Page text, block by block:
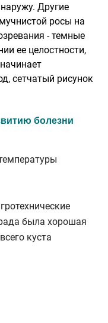
Другие
росы на
- темные
ее целостности,
сетчатый рисунок
болезни
была хорошая
куста